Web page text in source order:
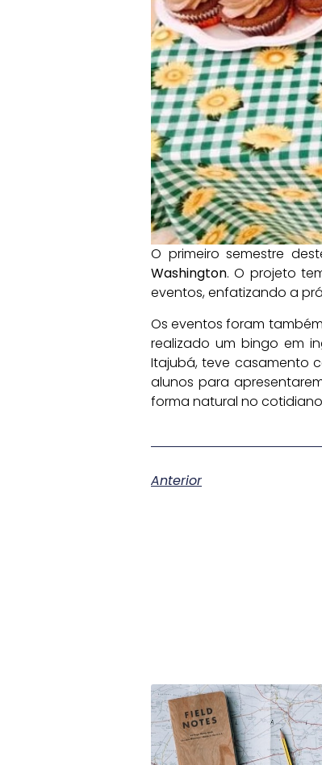
O primeiro semestre
Washington. O projeto
eventos, enfatizando a
Os eventos foram
realizado um bingo em
Itajubá, teve casamento
alunos para
forma natural no
Anterior